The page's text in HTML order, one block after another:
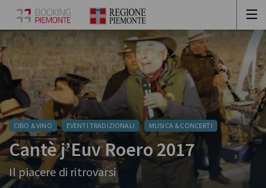
CIBO & VINO EVENTI TRADIZIONALI MUSICA & CONCERTI
Cantè j’Euv Roero 2017
Il piacere di ritrovarsi